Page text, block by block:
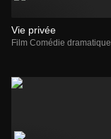
Vie privée
Film Comédie dramatique